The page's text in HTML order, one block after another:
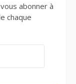
abonner à
chaque